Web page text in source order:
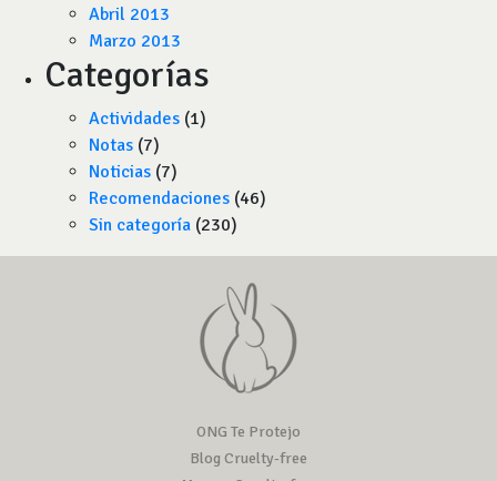
Abril 2013
Marzo 2013
Categorías
Actividades (1)
Notas (7)
Noticias (7)
Recomendaciones (46)
Sin categoría (230)
ONG Te Protejo
Blog Cruelty-free